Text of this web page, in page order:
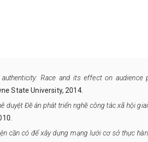
authenticity: Race and its effect on
State University, 2014.
duyệt Đề án phát triển nghề công tác xã hội
cần có để xây dựng mạng lưới cơ sở thực